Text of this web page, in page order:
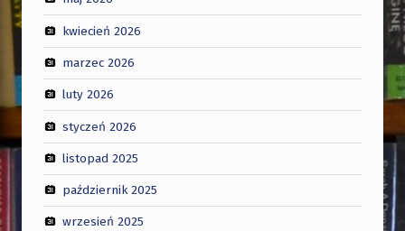
kwiecień 2026
marzec 2026
luty 2026
styczeń 2026
listopad 2025
październik 2025
wrzesień 2025